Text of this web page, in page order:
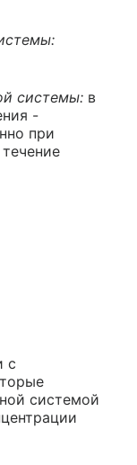
системы: в
-
при
с
системой